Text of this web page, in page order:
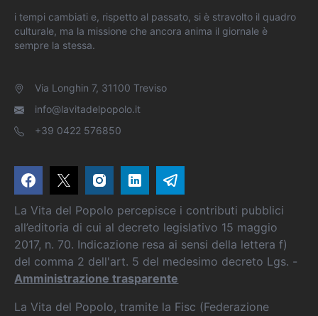
i tempi cambiati e, rispetto al passato, si è stravolto il quadro
culturale, ma la missione che ancora anima il giornale è
sempre la stessa.
Via Longhin 7, 31100 Treviso
info@lavitadelpopolo.it
+39 0422 576850
La Vita del Popolo percepisce i contributi pubblici
all’editoria di cui al decreto legislativo 15 maggio
2017, n. 70. Indicazione resa ai sensi della lettera f)
del comma 2 dell'art. 5 del medesimo decreto Lgs. -
Amministrazione trasparente
La Vita del Popolo, tramite la Fisc (Federazione